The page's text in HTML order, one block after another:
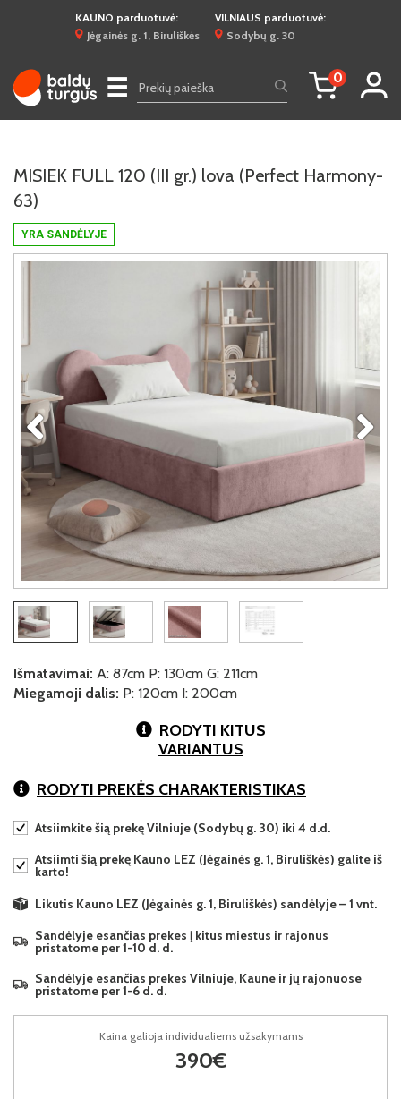
KAUNO parduotuvė:
Jėgainės g. 1, Biruliškės
VILNIAUS parduotuvė:
Sodybų g. 30
☰ 0
YRA SANDĖLYJE
MISIEK FULL 120 (III gr.) lova (Perfect Harmony-
63)
Išmatavimai: A: 87cm P: 130cm G: 211cm
Miegamoji dalis: P: 120cm I: 200cm
RODYTI KITUS
VARIANTUS
RODYTI PREKĖS CHARAKTERISTIKAS
Atsiimkite šią prekę Vilniuje (Sodybų g. 30) iki 4 d.d.
Atsiimti šią prekę Kauno LEZ (Jėgainės g. 1, Biruliškės) galite iš
karto!
Likutis Kauno LEZ (Jėgainės g. 1, Biruliškės) sandėlyje – 1 vnt.
Sandėlyje esančias prekes į kitus miestus ir rajonus
pristatome per 1-10 d. d.
Sandėlyje esančias prekes Vilniuje, Kaune ir jų rajonuose
pristatome per 1-6 d. d.
Kaina galioja individualiems užsakymams
390€